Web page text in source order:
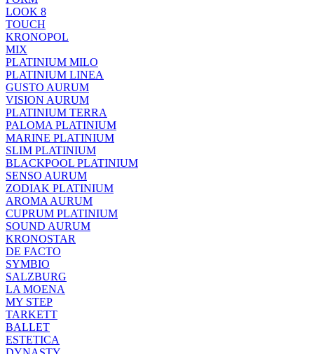
LOOK 8
TOUCH
KRONOPOL
MIX
PLATINIUM MILO
PLATINIUM LINEA
GUSTO AURUM
VISION AURUM
PLATINIUM TERRA
PALOMA PLATINIUM
MARINE PLATINIUM
SLIM PLATINIUM
BLACKPOOL PLATINIUM
SENSO AURUM
ZODIAK PLATINIUM
AROMA AURUM
CUPRUM PLATINIUM
SOUND AURUM
KRONOSTAR
DE FACTO
SYMBIO
SALZBURG
LA MOENA
MY STEP
TARKETT
BALLET
ESTETICA